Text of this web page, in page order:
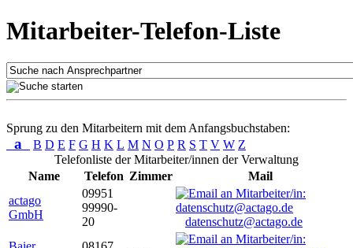
Mitarbeiter-Telefon-Liste
Sprung zu den Mitarbeitern mit dem Anfangsbuchstaben:
a B D E F G H K L M N O P R S T V W Z
Telefonliste der Mitarbeiter/innen der Verwaltung
Name
Telefon Zimmer
Mail
actago
GmbH
09951
99990-
20
datenschutz@actago.de